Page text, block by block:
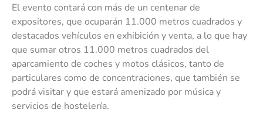
El evento contará con más de un centenar de
expositores, que ocuparán 11.000 metros cuadrados y
destacados vehículos en exhibición y venta, a lo que hay
que sumar otros 11.000 metros cuadrados del
aparcamiento de coches y motos clásicos, tanto de
particulares como de concentraciones, que también se
podrá visitar y que estará amenizado por música y
servicios de hostelería.